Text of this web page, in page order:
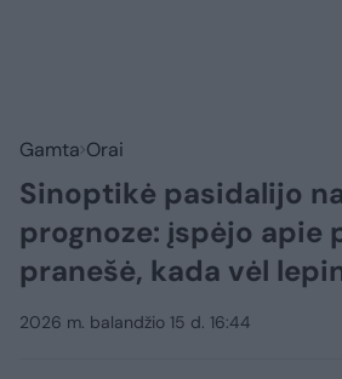
Gamta Orai
Sinoptikė pasidalijo
prognoze: įspėjo apie
pranešė, kada vėl
2026 m. balandžio 15 d. 16:44